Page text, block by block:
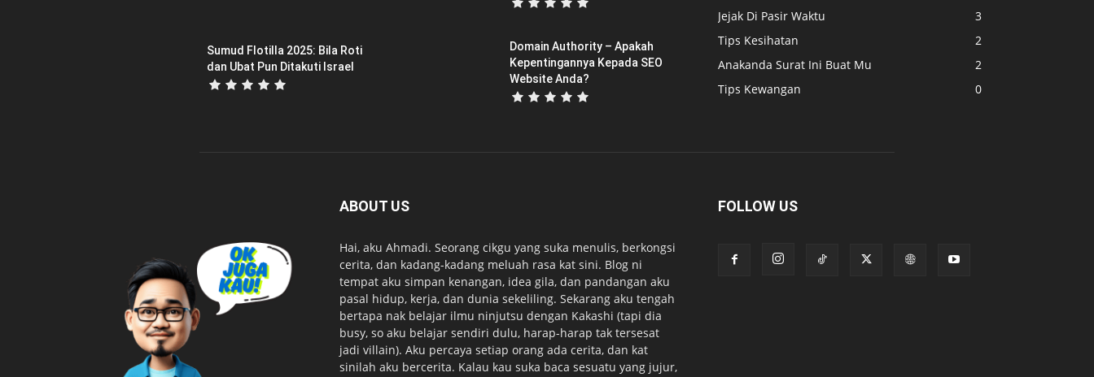
Sumud Flotilla 2025: Bila Roti
dan Ubat Pun Ditakuti Israel
Domain Authority – Apakah
Kepentingannya Kepada SEO
Website Anda?
Jejak Di Pasir Waktu
3
Tips Kesihatan
2
Anakanda Surat Ini Buat Mu
2
Tips Kewangan
0
ABOUT US
Hai, aku Ahmadi. Seorang cikgu yang suka menulis, berkongsi
cerita, dan kadang-kadang meluah rasa kat sini. Blog ni
tempat aku simpan kenangan, idea gila, dan pandangan aku
pasal hidup, kerja, dan dunia sekeliling. Sekarang aku tengah
bertapa nak belajar ilmu ninjutsu dengan Kakashi (tapi dia
busy, so aku belajar sendiri dulu, harap-harap tak tersesat
jadi villain). Aku percaya setiap orang ada cerita, dan kat
sinilah aku bercerita. Kalau kau suka baca sesuatu yang jujur,
FOLLOW US